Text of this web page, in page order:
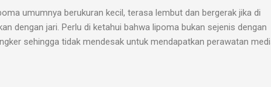
umumnya berukuran kecil, terasa lembut dan bergerak jika di
dengan jari. Perlu di ketahui bahwa lipoma bukan sejenis dengan
sehingga tidak mendesak untuk mendapatkan perawatan